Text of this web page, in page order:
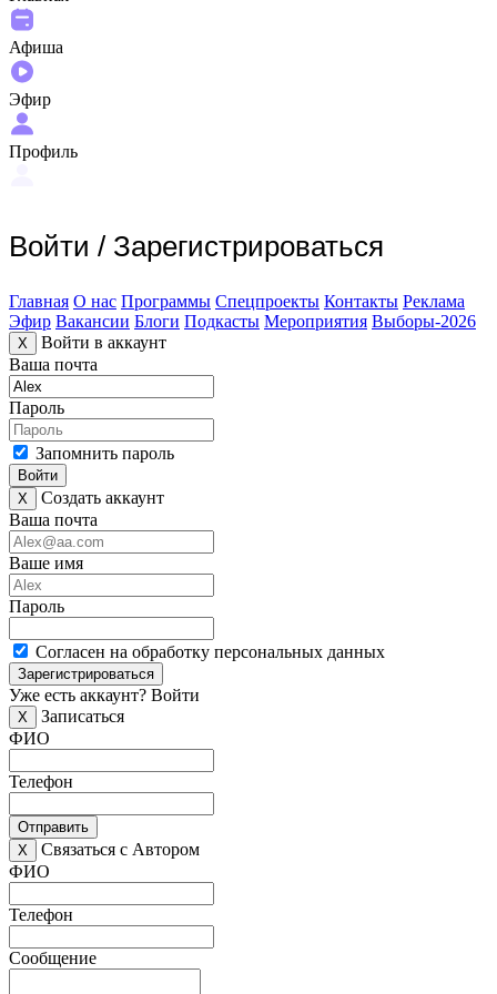
Афиша
Эфир
Профиль
Войти / Зарегистрироваться
Главная О нас Программы Спецпроекты Контакты Реклама
Эфир Вакансии Блоги Подкасты Мероприятия Выборы-2026
X
Войти в аккаунт
Ваша почта
Пароль
Запомнить пароль
Войти
X
Создать аккаунт
Ваша почта
Ваше имя
Пароль
Согласен на обработку персональных данных
Зарегистрироваться
Уже есть аккаунт? Войти
X
Записаться
ФИО
Телефон
Отправить
X
Связаться с Автором
ФИО
Телефон
Сообщение